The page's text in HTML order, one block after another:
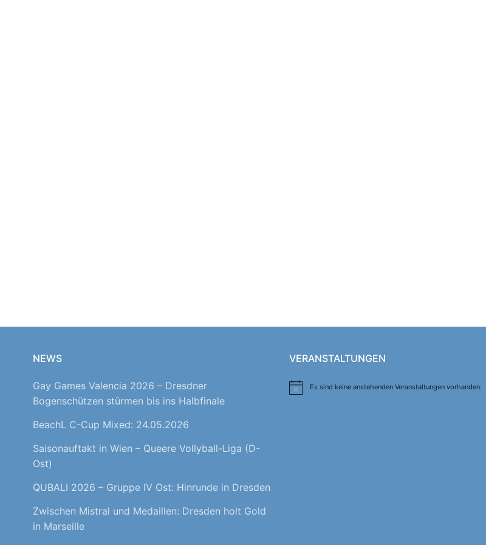
NEWS
Gay Games Valencia 2026 – Dresdner
Bogenschützen stürmen bis ins Halbfinale
BeachL C-Cup Mixed: 24.05.2026
Saisonauftakt in Wien – Queere Vollyball-Liga (D-
Ost)
QUBALI 2026 – Gruppe IV Ost: Hinrunde in Dresden
Zwischen Mistral und Medaillen: Dresden holt Gold
in Marseille
VERANSTALTUNGEN
HinweisEs sind keine anstehenden Veranstaltungen vorhanden.